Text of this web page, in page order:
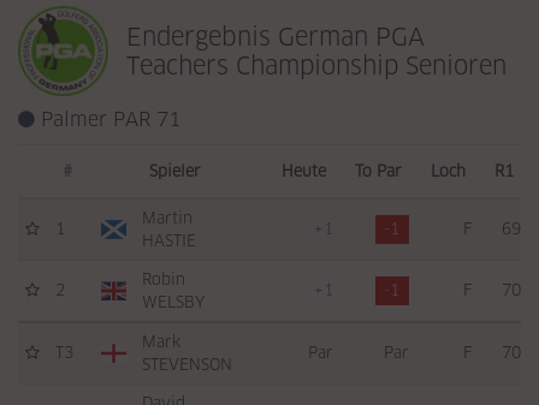
Endergebnis German PGA
Teachers Championship Senioren
Palmer PAR 71
# Spieler Heute To Par Loch R1
1
Martin
HASTIE
+1 -1 F 69
2
Robin
WELSBY
+1 -1 F 70
T3
Mark
STEVENSON
Par Par F 70